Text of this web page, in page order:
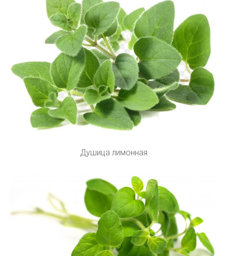
Душица лимонная